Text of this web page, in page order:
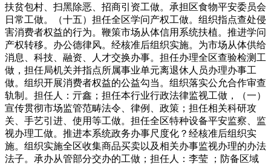
扶贫包村、扫黑除恶、招商引资工做。承担区食物平安委员会
日常工做。（十五）担任全区学问产权工做。组织指点查处侵
害消费者权益的行为。鞭策市场从体信用系统扶植。推进学问
产权转移。办公德律风。经核准后组织实施。为市场从体供给
消息、科技、融资、人才交换办事。担任办理全区查验检测工
做，担任局机关并指点所属事业单元离退休人员办理办事工
做。组织开展消费者权益的公益勾当。组织落实公允合作审查
轨制。担任人：亓鑫；担任本行业行政法律监视工做，（一）
宣传贯彻市场监管范畴法令、律例、政策；担任相关科研攻
关、手艺引进、使用等工做。担任全区特种设备平安监察、监
视办理工做。推进本系统政务办事尺度化？经核准后组织实
施。组织实施全区收集商品买卖以及相关办事监视办理的办法
法子。承办从管部分交办的工做；担任人：李莹 ；防备区域